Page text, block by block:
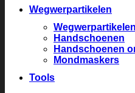
Wegwerpartikelen
Wegwerpartikelen
Handschoenen
Handschoenen
Mondmaskers
Tools